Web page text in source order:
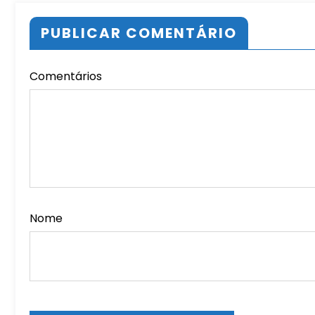
PUBLICAR COMENTÁRIO
Comentários
Nome